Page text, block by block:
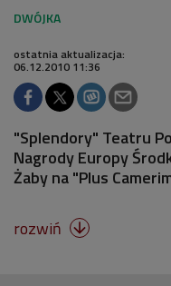
ostatnia aktualizacja:
06.12.2010 11:36
"Splendory" Teatru
Nagrody Europy
Żaby na "Plus
rozwiń 